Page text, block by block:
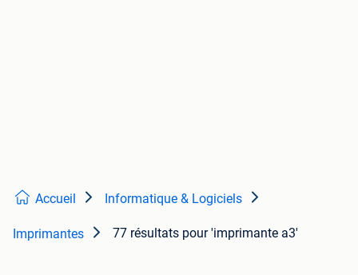
Accueil Informatique & Logiciels
Imprimantes 77 résultats pour 'imprimante a3'